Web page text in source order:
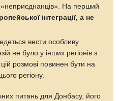
«неприєднанців». На перший
інтеграції, а не
вести особливу
не було у інших регіонів з
розмові повинен бути на
регіону.
питань для Донбасу, його